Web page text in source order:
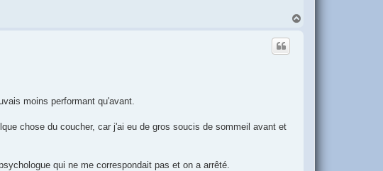
moins performant qu'avant.
chose du coucher, car j'ai eu de gros soucis de sommeil avant et
qui ne me correspondait pas et on a arrêté.